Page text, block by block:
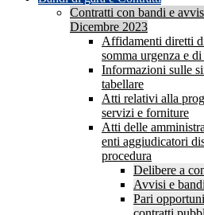
Contratti con bandi e
Dicembre 2023
Affidamenti diretti
somma urgenza e
Informazioni sulle
tabellare
Atti relativi alla
servizi e forniture
Atti delle
enti aggiudicatori
procedura
Delibere a
Avvisi e bandi
Pari